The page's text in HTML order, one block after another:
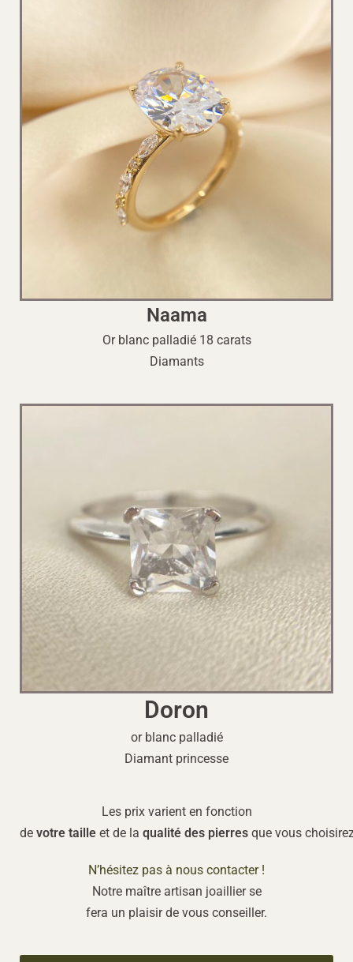
Naama
Or blanc palladié 18 carats
Diamants
Doron
or blanc palladié
Diamant princesse
Les prixvarient en fonction
de votre taille et de la qualité des pierres que vous
N’hésitez pas à nous contacter !
Notre maître artisan joaillierse
fera un plaisir de vous conseiller.